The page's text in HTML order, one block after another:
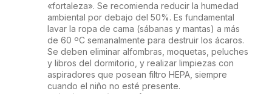
«fortaleza». Se recomienda reducir la humedad
ambiental por debajo del 50%. Es fundamental
lavar la ropa de cama (sábanas y mantas) a más
de 60 ºC semanalmente para destruir los ácaros.
Se deben eliminar alfombras, moquetas, peluches
y libros del dormitorio, y realizar limpiezas con
aspiradores que posean filtro HEPA, siempre
cuando el niño no esté presente.